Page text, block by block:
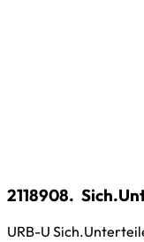
2118908.
URB-U